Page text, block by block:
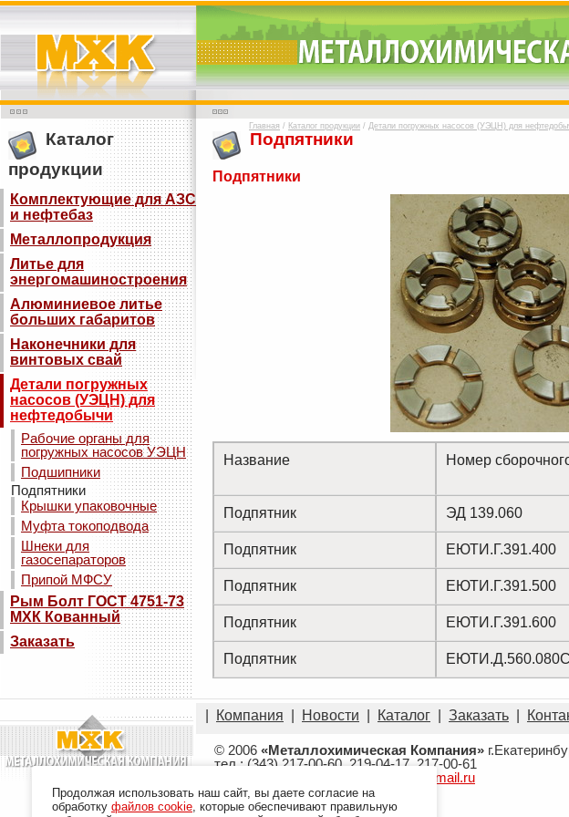
Каталог
продукции
Комплектующие для АЗС
и нефтебаз
Металлопродукция
Литье для
энергомашиностроения
Алюминиевое литье
больших габаритов
Наконечники для
винтовых свай
Детали погружных
насосов (УЭЦН) для
нефтедобычи
Рабочие органы для
погружных насосов УЭЦН
Подшипники
Подпятники
Крышки упаковочные
Муфта токоподвода
Шнеки для
газосепараторов
Припой МФСУ
Рым Болт ГОСТ 4751-73
МХК Кованный
Заказать
Главная / Каталог продукции / Детали погружных насосов (УЭЦН) для
Подпятники
Подпятники
Название Номер
Подпятник ЭД 139.060
Подпятник ЕЮТИ.Г.391.400
Подпятник ЕЮТИ.Г.391.500
Подпятник ЕЮТИ.Г.391.600
Подпятник
Компания Новости Каталог Заказать
© 2006 «Металлохимическая Компания»
тел.: (343) 217-00-60, 219-04-17, 217-00-61
2170101@mail.ru, 2170060@mail.ru
Политика конфиденциальности
Продолжая использовать наш сайт, вы даете согласие на
обработку файлов cookie, которые обеспечивают правильную